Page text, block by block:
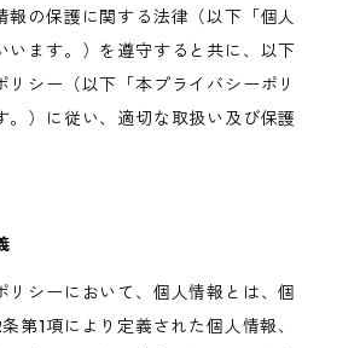
報の保護に関する法律（以下「個人
います。）を遵守すると共に、以下
リシー（以下「本プライバシーポリ
。）に従い、適切な取扱い及び保護
リシーにおいて、個人情報とは、個
第1項により定義された個人情報、